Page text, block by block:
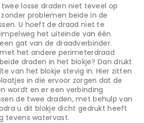
losse draden niet teveel op
problemen beide in de
U hoeft de draad niet te
het uiteinde van één
gat van de draadverbinder.
het andere perimeterdraad
draden in het blokje? Dan drukt
van het blokje stevig in. Hier zitten
in die ervoor zorgen dat de
wordt en er een verbinding
de twee draden, met behulp van
u dit blokje dicht gedrukt heeft
tevens watervast.